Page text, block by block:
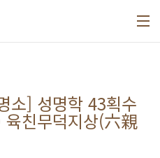
소] 성명학 43획수
친무덕지상(六親